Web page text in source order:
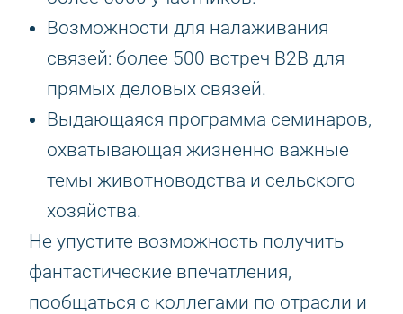
Возможности для налаживания
связей: более 500 встреч B2B для
прямых деловых связей.
Выдающаяся программа семинаров,
охватывающая жизненно важные
темы животноводства и сельского
хозяйства.
Не упустите возможность получить
фантастические впечатления,
пообщаться с коллегами по отрасли и